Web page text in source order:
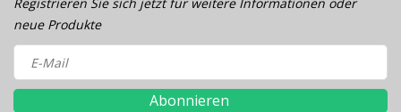
neue Produkte
Abonnieren